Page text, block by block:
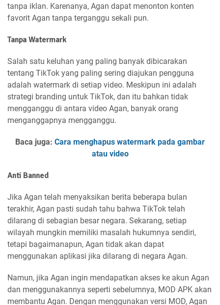
tanpa iklan. Karenanya, Agan dapat menonton konten
favorit Agan tanpa terganggu sekali pun.
Tanpa Watermark
Salah satu keluhan yang paling banyak dibicarakan
tentang TikTok yang paling sering diajukan pengguna
adalah watermark di setiap video. Meskipun ini adalah
strategi branding untuk TikTok, dan itu bahkan tidak
mengganggu di antara video Agan, banyak orang
menganggapnya mengganggu.
Baca juga: Cara menghapus watermark pada gambar
atau video
Anti Banned
Jika Agan telah menyaksikan berita beberapa bulan
terakhir, Agan pasti sudah tahu bahwa TikTok telah
dilarang di sebagian besar negara. Sekarang, setiap
wilayah mungkin memiliki masalah hukumnya sendiri,
tetapi bagaimanapun, Agan tidak akan dapat
menggunakan aplikasi jika dilarang di negara Agan.
Namun, jika Agan ingin mendapatkan akses ke akun Agan
dan menggunakannya seperti sebelumnya, MOD APK akan
membantu Agan. Dengan menggunakan versi MOD, Agan